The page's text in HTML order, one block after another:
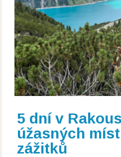
5 dní v
úžasných
zážitků